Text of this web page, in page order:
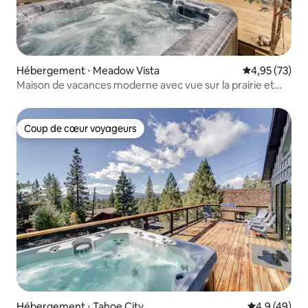
Hébergement ⋅ Meadow Vista Évaluation
4,95 (73)
Maison de vacances moderne avec vue sur la prairie et
Coup de cœur voyageurs
Coup de cœur voyageurs